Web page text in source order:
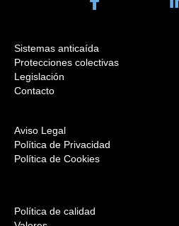
Sistemas anticaída
Protecciones colectivas
Legislación
Contacto
Aviso Legal
Política de Privacidad
Política de Cookies
Política de calidad